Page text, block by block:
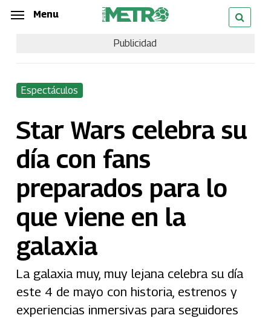
Skip
content
Menu
Publicidad
Espectáculos
Star Wars celebra su
día con fans
preparados para lo
que viene en la
galaxia
La galaxia muy, muy lejana celebra su día
este 4 de mayo con historia, estrenos y
experiencias inmersivas para seguidores
Menu